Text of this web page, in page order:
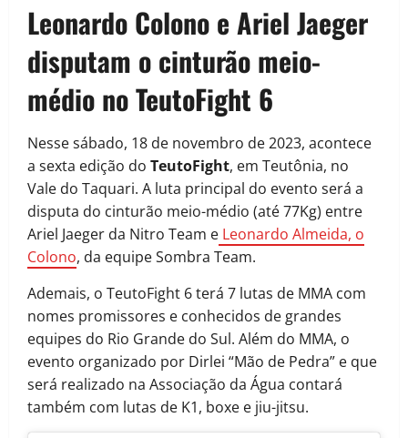
Leonardo Colono e Ariel Jaeger
disputam o cinturão meio-
médio no TeutoFight 6
Nesse sábado, 18 de novembro de 2023, acontece
a sexta edição do TeutoFight, em Teutônia, no
Vale do Taquari. A luta principal do evento será a
disputa do cinturão meio-médio (até 77Kg) entre
Ariel Jaeger da Nitro Team e Leonardo Almeida, o
Colono, da equipe Sombra Team.
Ademais, o TeutoFight 6 terá 7 lutas de MMA com
nomes promissores e conhecidos de grandes
equipes do Rio Grande do Sul. Além do MMA, o
evento organizado por Dirlei “Mão de Pedra” e que
será realizado na Associação da Água contará
também com lutas de K1, boxe e jiu-jitsu.